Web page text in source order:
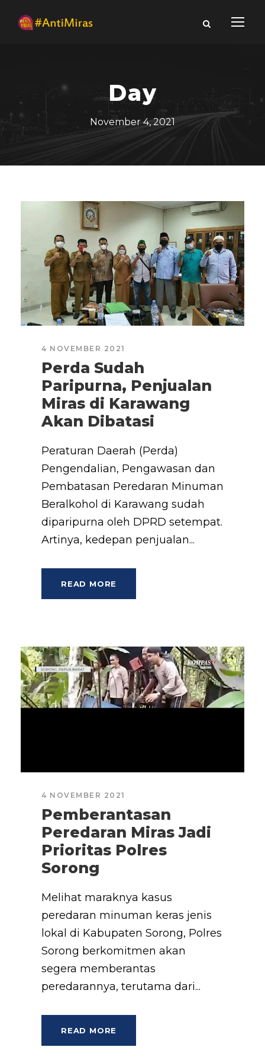
Day
November 4, 2021
4 NOVEMBER 2021
Perda Sudah
Paripurna, Penjualan
Miras di Karawang
Akan Dibatasi
Peraturan Daerah (Perda)
Pengendalian, Pengawasan dan
Pembatasan Peredaran Minuman
Beralkohol di Karawang sudah
diparipurna oleh DPRD setempat.
Artinya, kedepan penjualan...
READ MORE
4 NOVEMBER 2021
Pemberantasan
Peredaran Miras Jadi
Prioritas Polres
Sorong
Melihat maraknya kasus
peredaran minuman keras jenis
lokal di Kabupaten Sorong, Polres
Sorong berkomitmen akan
segera memberantas
peredarannya, terutama dari...
READ MORE